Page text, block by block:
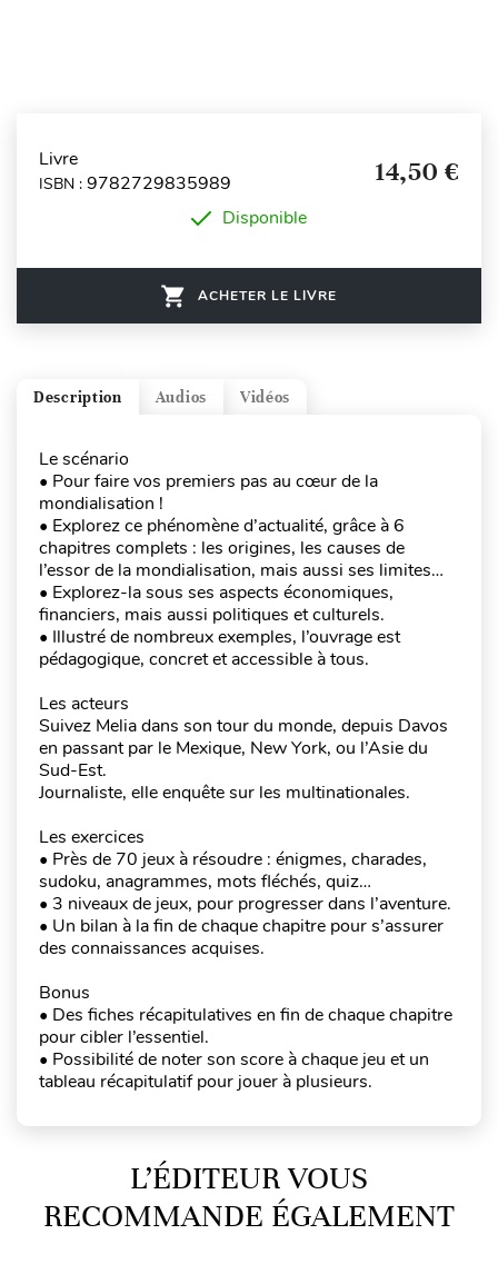
Livre
ISBN : 9782729835989 14,50 €
Disponible
ACHETER LE LIVRE
Vidéos
Audios
Description
Le scénario
• Pour faire vos premiers pas au cœur de la
mondialisation !
• Explorez ce phénomène d’actualité, grâce à 6
chapitres complets : les origines, les causes de
l’essor de la mondialisation, mais aussi ses limites…
• Explorez-la sous ses aspects économiques,
financiers, mais aussi politiques et culturels.
• Illustré de nombreux exemples, l’ouvrage est
pédagogique, concret et accessible à tous.
Les acteurs
Suivez Melia dans son tour du monde, depuis Davos
en passant par le Mexique, New York, ou l’Asie du
Sud-Est.
Journaliste, elle enquête sur les multinationales.
Les exercices
• Près de 70 jeux à résoudre : énigmes, charades,
sudoku, anagrammes, mots fléchés, quiz…
• 3 niveaux de jeux, pour progresser dans l’aventure.
• Un bilan à la fin de chaque chapitre pour s’assurer
des connaissances acquises.
Bonus
• Des fiches récapitulatives en fin de chaque chapitre
pour cibler l’essentiel.
• Possibilité de noter son score à chaque jeu et un
tableau récapitulatif pour jouer à plusieurs.
L’ÉDITEUR VOUS
RECOMMANDE ÉGALEMENT